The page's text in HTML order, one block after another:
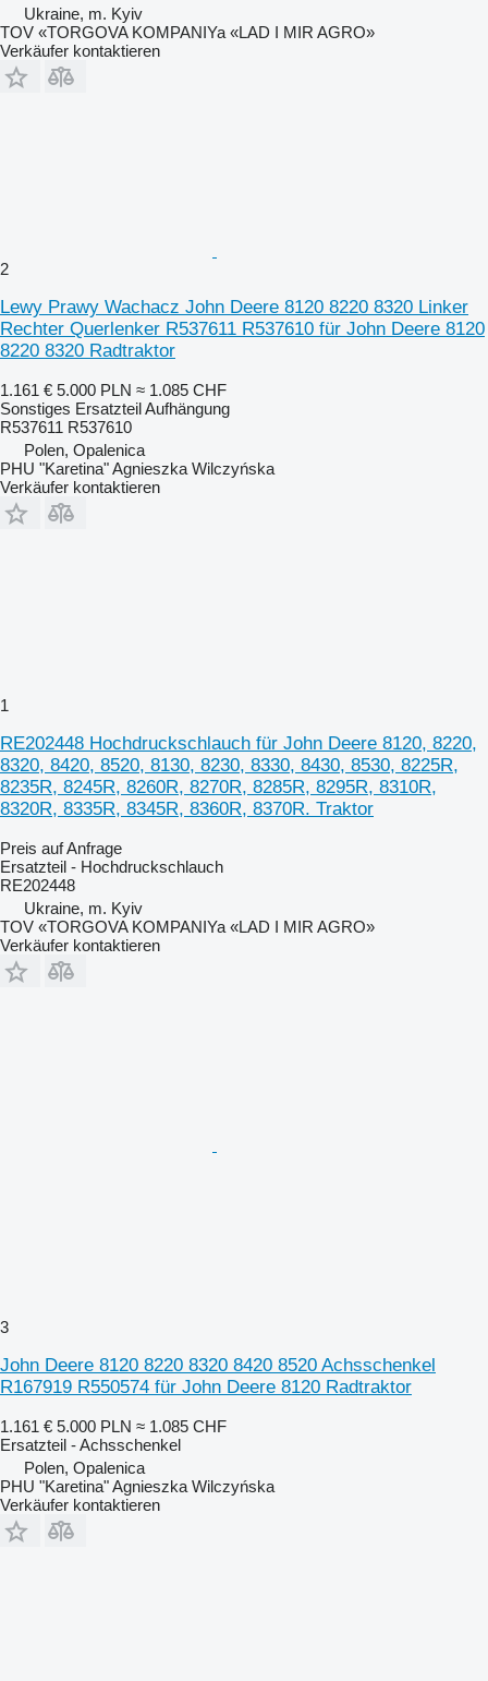
Ukraine, m. Kyiv
TOV «TORGOVA KOMPANIYa «LAD I MIR AGRO»
Verkäufer kontaktieren
2
Lewy Prawy Wachacz John Deere 8120 8220 8320 Linker
Rechter Querlenker R537611 R537610 für John Deere 8120
8220 8320 Radtraktor
1.161 € 5.000 PLN ≈ 1.085 CHF
Sonstiges Ersatzteil Aufhängung
R537611 R537610
Polen, Opalenica
PHU "Karetina" Agnieszka Wilczyńska
Verkäufer kontaktieren
1
RE202448 Hochdruckschlauch für John Deere 8120, 8220,
8320, 8420, 8520, 8130, 8230, 8330, 8430, 8530, 8225R,
8235R, 8245R, 8260R, 8270R, 8285R, 8295R, 8310R,
8320R, 8335R, 8345R, 8360R, 8370R. Traktor
Preis auf Anfrage
Ersatzteil - Hochdruckschlauch
RE202448
Ukraine, m. Kyiv
TOV «TORGOVA KOMPANIYa «LAD I MIR AGRO»
Verkäufer kontaktieren
3
John Deere 8120 8220 8320 8420 8520 Achsschenkel
R167919 R550574 für John Deere 8120 Radtraktor
1.161 € 5.000 PLN ≈ 1.085 CHF
Ersatzteil - Achsschenkel
Polen, Opalenica
PHU "Karetina" Agnieszka Wilczyńska
Verkäufer kontaktieren